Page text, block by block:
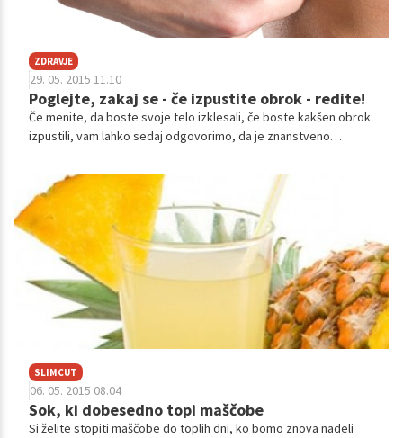
ZDRAVJE
29. 05. 2015 11.10
Poglejte, zakaj se - če izpustite obrok - redite!
Če menite, da boste svoje telo izklesali, če boste kakšen obrok
izpustili, vam lahko sedaj odgovorimo, da je znanstveno
SLIMCUT
06. 05. 2015 08.04
Sok, ki dobesedno topi maščobe
Si želite stopiti maščobe do toplih dni, ko bomo znova nadeli